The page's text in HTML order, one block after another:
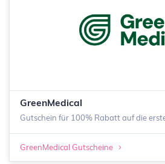
GreenMedical
Gutschein für 100% Rabatt auf die
GreenMedical Gutscheine